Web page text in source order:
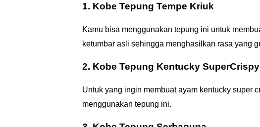
1. Kobe Tepung Tempe Kriuk
Kamu bisa menggunakan tepung ini untuk
ketumbar asli sehingga menghasilkan rasa yang
2. Kobe Tepung Kentucky SuperCrispy
Untuk yang ingin membuat ayam kentucky super
menggunakan tepung ini.